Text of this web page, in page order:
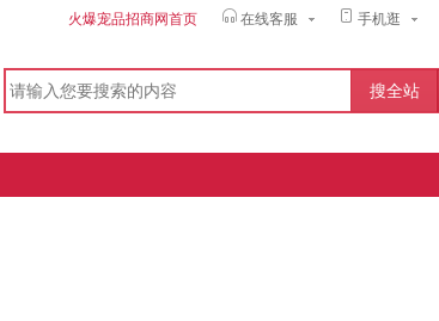
在线客服 手机逛
火爆宠品招商网首页